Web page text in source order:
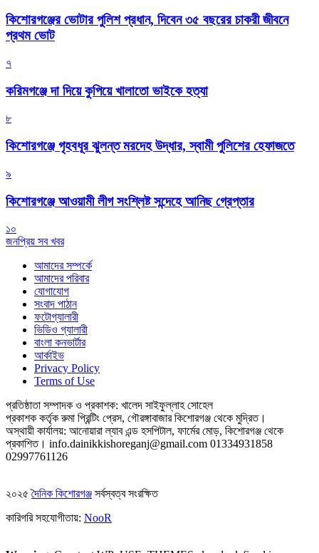
কিশোরগঞ্জের ভোটার পুলিশ প্রধান, দিবেন ৩৫ বছরের চাকরী জীবনে
প্রথম ভোট
৭
করিমগঞ্জে দা দিয়ে কুপিয়ে খালাতো ভাইকে হত্যা
৮
কিশোরগঞ্জে গৃহবধূর ঝুলন্ত মরদেহ উদ্ধার, স্বামী পুলিশের হেফাজতে
৯
কিশোরগঞ্জে আওয়ামী লীগ সংশ্লিষ্ট সন্দেহে আনিছ গ্রেপ্তার
১০
জনপ্রিয় সব খবর
আমাদের সম্পর্কে
আমাদের পরিবার
যোগাযোগ
সংবাদ পাঠান
ফটোগ্যালারী
ভিডিও গ্যালারী
বাংলা কনভার্টার
আর্কাইভ
Privacy Policy
Terms of Use
প্রতিষ্ঠাতা সম্পাদক ও প্রকাশক: খালেদ সাইফুল্লাহ সোহেল
প্রকাশক কর্তৃক রুমা প্রিন্টিং প্রেস, গৌরঙ্গাবাজার কিশোরগঞ্জ থেকে মুদ্রিত।
অস্থায়ী কার্যালয়: আনোয়ারা ল্যাব এন্ড হসপিটাল, ফার্মের মোড়, কিশোরগঞ্জ থেকে
প্রকাশিত। info.dainikkishoreganj@gmail.com 01334931858
02997761126
২০২৫দৈনিক কিশোরগঞ্জ সর্বস্বত্ব সংরক্ষিত
কারিগরি সহযোগীতায়: NooR